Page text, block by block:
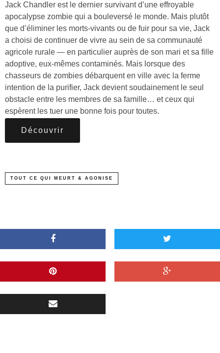
Jack Chandler est le dernier survivant d’une effroyable
apocalypse zombie qui a bouleversé le monde. Mais plutôt
que d’éliminer les morts-vivants ou de fuir pour sa vie, Jack
a choisi de continuer de vivre au sein de sa communauté
agricole rurale — en particulier auprès de son mari et sa fille
adoptive, eux-mêmes contaminés. Mais lorsque des
chasseurs de zombies débarquent en ville avec la ferme
intention de la purifier, Jack devient soudainement le seul
obstacle entre les membres de sa famille… et ceux qui
espèrent les tuer une bonne fois pour toutes.
Découvrir
TOUT CE QUI MEURT & AGONISE